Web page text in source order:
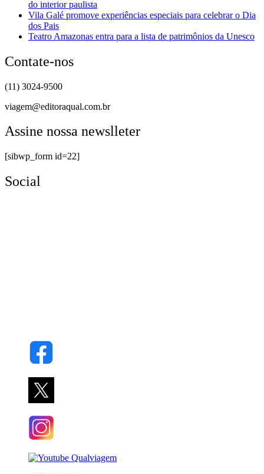
do interior paulista
Vila Galé promove experiências especiais para celebrar o Dia
dos Pais
Teatro Amazonas entra para a lista de patrimônios da Unesco
Contate-nos
(11) 3024-9500
viagem@editoraqual.com.br
Assine nossa newslleter
[sibwp_form id=22]
Social